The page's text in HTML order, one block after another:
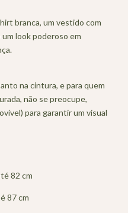
branca, um vestido com
look poderoso em
na cintura, e para quem
não se preocupe,
para garantir um visual
82 cm
87 cm